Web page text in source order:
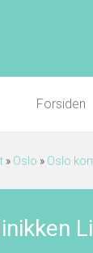
Forsiden
» Oslo » Oslo